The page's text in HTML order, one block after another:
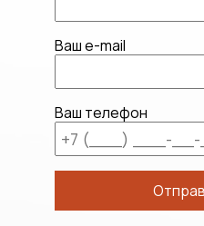
Ваш e-mail
Ваш телефон